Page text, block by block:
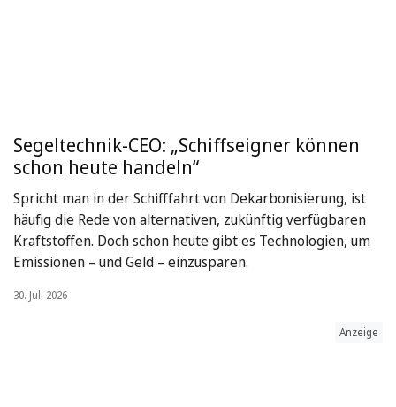
Segeltechnik-CEO: „Schiffseigner können
schon heute handeln“
Spricht man in der Schifffahrt von Dekarbonisierung, ist
häufig die Rede von alternativen, zukünftig verfügbaren
Kraftstoffen. Doch schon heute gibt es Technologien, um
Emissionen – und Geld – einzusparen.
30. Juli 2026
Anzeige